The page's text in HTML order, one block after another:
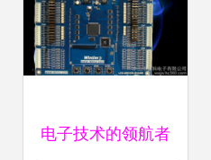
电子技术的领航者